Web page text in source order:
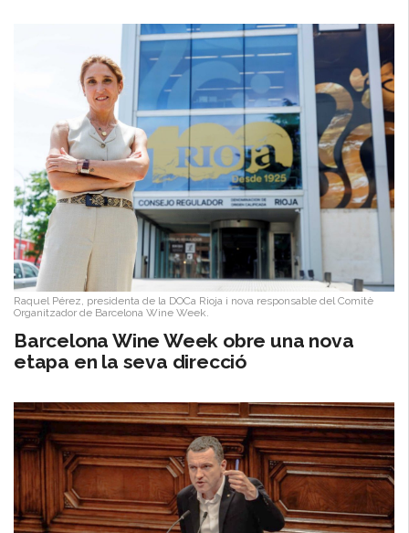
Raquel Pérez, presidenta de la DOCa Rioja i nova responsable del Comitè
Organitzador de Barcelona Wine Week.
Barcelona Wine Week obre una nova
etapa en la seva direcció